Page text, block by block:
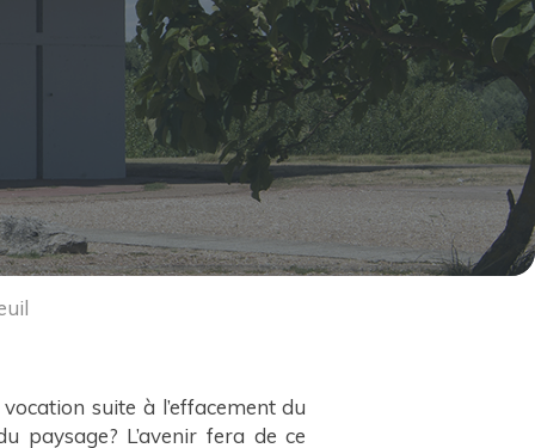
suite à l’effacement du
paysage? L’avenir fera de ce